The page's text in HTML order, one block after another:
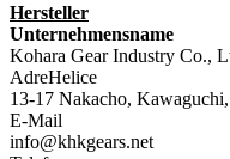
Hersteller
Unternehmensname
Kohara Gear Industry Co.,
AdreHelice
13-17 Nakacho,
E-Mail
info@khkgears.net